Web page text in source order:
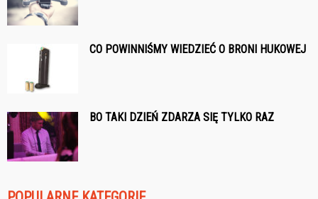
CO POWINNIŚMY WIEDZIEĆ O BRONI HUKOWEJ
BO TAKI DZIEŃ ZDARZA SIĘ TYLKO RAZ